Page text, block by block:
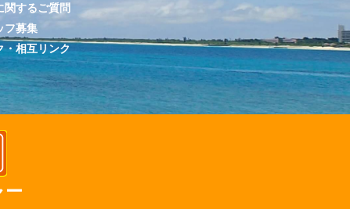
関するご質問
フ募集
・相互リンク